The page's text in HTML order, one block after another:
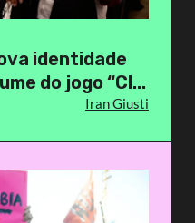
identidade
do jogo “Cl...
Iran Giusti